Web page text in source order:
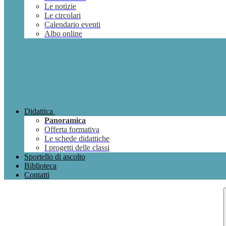
Le notizie
Le circolari
Calendario eventi
Albo online
Didattica
Panoramica
Offerta formativa
Le schede didattiche
I progetti delle classi
Sportello di ascolto
Biblioteca
Contatti